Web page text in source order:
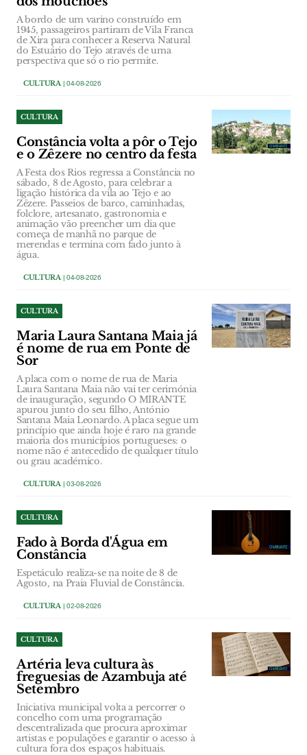
A bordo de um varino construído em
1945, passageiros partiram de Vila Franca
de Xira para conhecer a Reserva Natural
do Estuário do Tejo através de uma
perspectiva que só o rio permite.
CULTURA | 04-08-2026
CULTURA
Constância volta a pôr o Tejo
e o Zêzere no centro da festa
A Festa dos Rios regressa a Constância no
sábado, 8 de Agosto, para celebrar a
ligação histórica da vila ao Tejo e ao
Zêzere. Passeios de barco, caminhadas,
folclore, artesanato, gastronomia e
animação vão preencher um dia que
começa de manhã no parque de
merendas e termina com fado junto à
água.
CULTURA | 04-08-2026
CULTURA
Maria Laura Santana Maia já
é nome de rua em Ponte de
Sor
A placa com o nome de rua de Maria
Laura Santana Maia não vai ter cerimónia
de inauguração, segundo O MIRANTE
apurou junto do seu filho, António
Santana Maia Leonardo. A placa segue um
princípio que ainda hoje é raro na grande
maioria dos municípios portugueses: o
nome não é antecedido de qualquer título
ou grau académico.
CULTURA | 03-08-2026
CULTURA
Fado à Borda d'Água em
Constância
Espetáculo realiza-se na noite de 8 de
Agosto, na Praia Fluvial de Constância.
CULTURA | 02-08-2026
CULTURA
Artéria leva cultura às
freguesias de Azambuja até
Setembro
Iniciativa municipal volta a percorrer o
concelho com uma programação
descentralizada que procura aproximar
artistas e populações e garantir o acesso à
cultura fora dos espaços habituais.